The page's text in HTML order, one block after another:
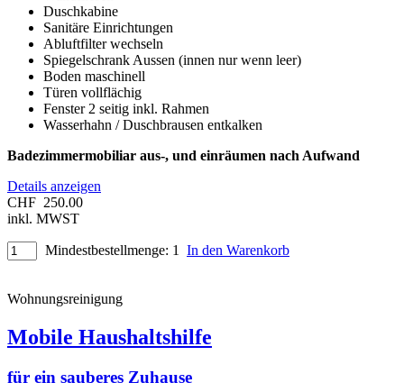
Duschkabine
Sanitäre Einrichtungen
Abluftfilter wechseln
Spiegelschrank Aussen (innen nur wenn leer)
Boden maschinell
Türen vollflächig
Fenster 2 seitig inkl. Rahmen
Wasserhahn / Duschbrausen entkalken
Badezimmermobiliar aus-, und einräumen nach Aufwand
Details anzeigen
CHF 250.00
inkl. MWST
Mindestbestellmenge: 1 In den Warenkorb
Wohnungsreinigung
Mobile Haushaltshilfe
für ein sauberes Zuhause